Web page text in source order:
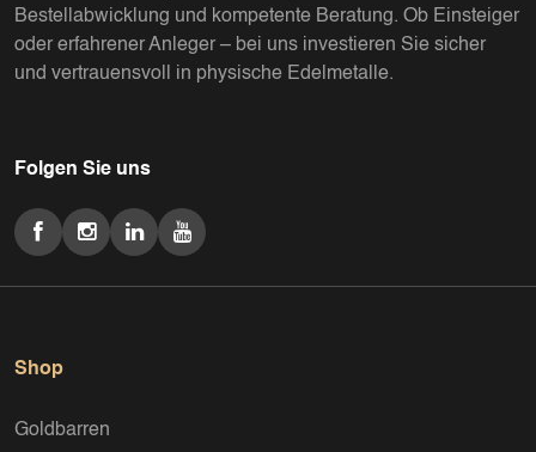
Bestellabwicklung und kompetente Beratung. Ob Einsteiger
oder erfahrener Anleger – bei uns investieren Sie sicher
und vertrauensvoll in physische Edelmetalle.
Folgen Sie uns
Shop
Goldbarren